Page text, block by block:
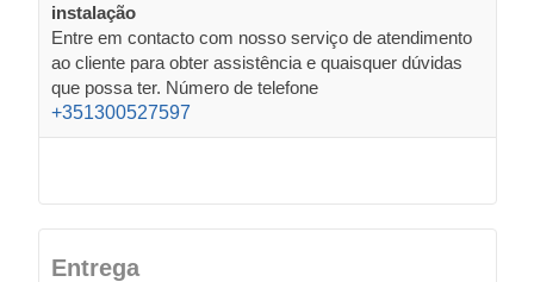
instalação
Entre em contacto com nosso serviço de atendimento
ao cliente para obter assistência e quaisquer dúvidas
que possa ter. Número de telefone
+351300527597
Entrega